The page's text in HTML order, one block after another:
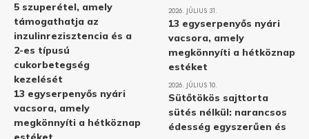
5 szuperétel, amely
támogathatja az
inzulinrezisztencia és a
2-es típusú
cukorbetegség
kezelését
13 egyserpenyős nyári
vacsora, amely
megkönnyíti a hétköznap
2026. JÚLIUS 31.
13 egyserpenyős nyári
vacsora, amely
megkönnyíti a hétköznap
estéket
2026. JÚLIUS 10.
Sütőtökös sajttorta
sütés nélkül: narancsos
édesség egyszerűen és